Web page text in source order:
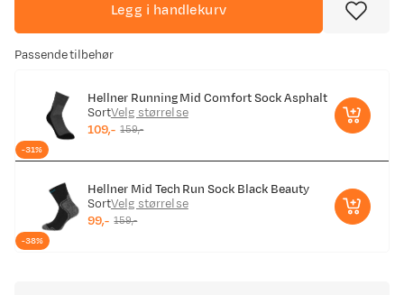
Legg i handlekurv
Passende tilbehør
Hellner Running Mid Comfort Sock Asphalt
SortVelg størrelse
discounted
price
109,-
original
price
159,-
-31%
Hellner Mid Tech Run Sock Black Beauty
SortVelg størrelse
discounted
99,-
original
159,-
-38%